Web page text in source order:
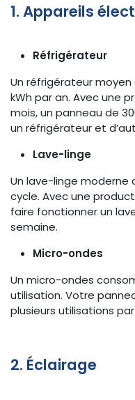
1. Appareils
Réfrigérateur
Un réfrigérateur
kWh par an. Avec une
mois, un panneau de
un réfrigérateur et
Lave-linge
Un lave-linge moderne
cycle. Avec une
faire fonctionner un
semaine.
Micro-ondes
Un micro-ondes
utilisation. Votre
plusieurs utilisations par
2. Éclairage